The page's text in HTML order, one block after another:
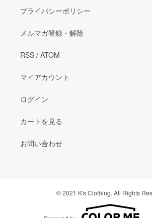
プライバシーポリシー
メルマガ登録・解除
RSS / ATOM
マイアカウント
ログイン
カートを見る
お問い合わせ
© 2021 K's Clothing. All Rights